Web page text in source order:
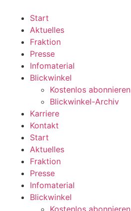
wechseln
Start
Aktuelles
Fraktion
Presse
Infomaterial
Blickwinkel
Kostenlos abonnieren
Blickwinkel-Archiv
Karriere
Kontakt
Start
Aktuelles
Fraktion
Presse
Infomaterial
Blickwinkel
Kostenlos abonnieren